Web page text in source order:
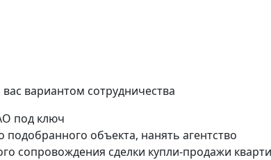
вариантом сотрудничества
под ключ
объекта, нанять агентство
сопровождения сделки купли-продажи